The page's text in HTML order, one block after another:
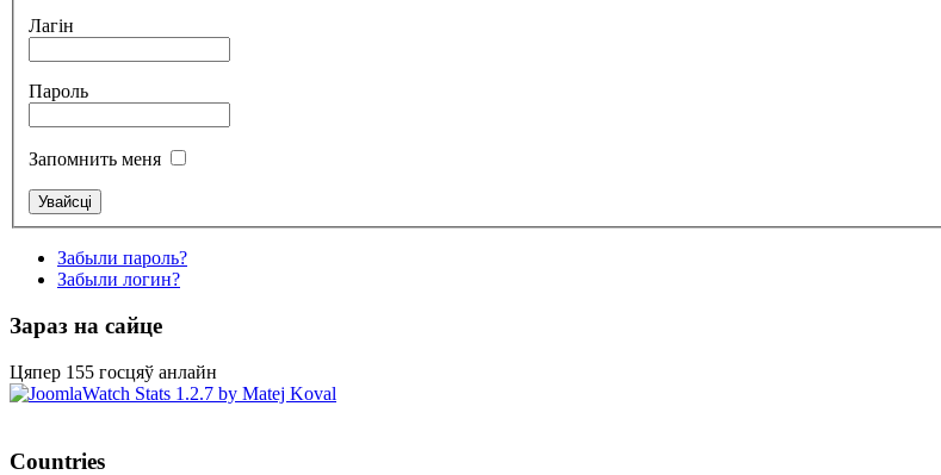
Лагін
Пароль
Запомнить меня
Забыли пароль?
Забыли логин?
Зараз на сайце
Цяпер 155 госцяў анлайн
Countries